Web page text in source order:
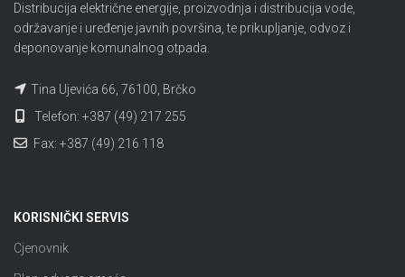
Distribucija električne energije, proizvodnja i distribucija vode,
održavanje i uređenje javnih površina, te prikupljanje, odvoz i
deponovanje komunalnog otpada.
Tina Ujevića 66, 76100, Brčko
Telefon: +387 (49) 217 255
Fax: +387 (49) 216 118
KORISNIČKI SERVIS
Cjenovnik